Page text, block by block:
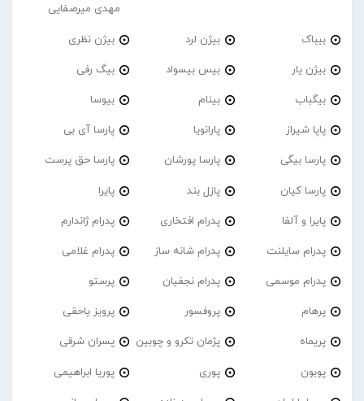
مهدی میرصفایی
بیباک بیژن لرد بیژن نظری
بیژن یار بیس بیسواد بیگ رفی
بیگباب بینام بیوسا
پاپا شیراز پارانویا پارسا آی بی
پارسا بیگی پارسا پورشان پارسا حق پرست
پارسا کیان پازل بند پایرا
پایرا و آلفا پدرام افتخاری پدرام ژاندارم
پدرام‌ سایلنت پدرام شانه ساز پدرام غلامی
پدرام موسمی پدرام نجفیان پرستو
پرهام پروفسور پرویز یاحقی
پریماه پژمان تکرو و چوبین پسران شرقی
پوبون پوری پوریا ابراهیمی